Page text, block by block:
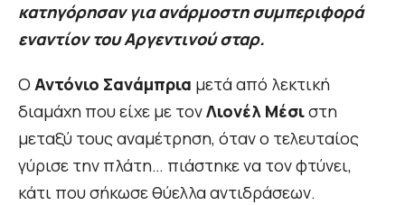
κατηγόρησαν για ανάρμοστη συμπεριφορά
εναντίον του Αργεντινού σταρ.
Ο Αντόνιο Σανάμπρια μετά από λεκτική
διαμάχη που είχε με τονΛιονέλ Μέσιστη
μεταξύ τους αναμέτρηση, όταν ο τελευταίος
γύρισε την πλάτη… πιάστηκε να τον φτύνει,
κάτι που σήκωσε θύελλα αντιδράσεων.